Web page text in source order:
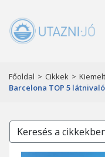
Főoldal > Cikkek >
Barcelona TOP 5 látnivaló
Keresés a